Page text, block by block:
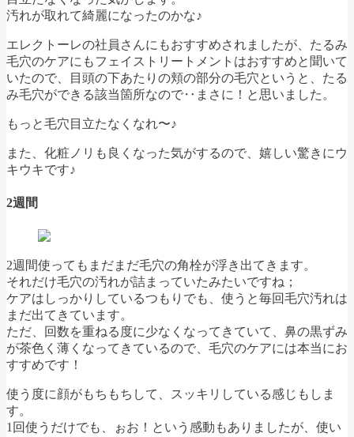
汚れが取れて綺麗になったのかな♪
エレクトーレの社員さんにもおすすめされましたが、たるみ
毛穴のケアにもフェイストリートメントはおすすめと聞いて
いたので、目頭の下あたりの頬の部分の毛穴というと、たる
み毛穴ができる該当箇所なので‥まさに！と思いました。
もっと毛穴目立たなくなれ〜♪
また、化粧ノリも良くなった気がするので、嬉しい驚きにウ
キウキです♪
2週間
2週間使ってもまだまだ毛穴の角栓が浮き出てきます。
それだけ毛穴の汚れが詰まっていたみたいですね；
ケアはしっかりしているつもりでも、使うと毎回毛穴汚れは
まだ出てきています。
ただ、回数を重ねる度に少なくなってきていて、鼻の黒ずみ
が茶色く薄くなってきているので、毛穴のケアには本当にお
すすめです！
使う度に顔がもちもちして、スッキリしている感じもしま
す。
1回使うだけでも、ぉお！という感動もありましたが、使い